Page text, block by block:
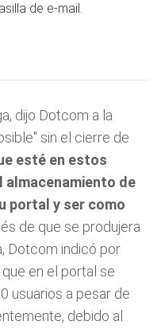
de e-mail.
dijo Dotcom a la
sin el cierre de
esté en estos
almacenamiento de
portal y ser como
de que se produjera
Dotcom indicó por
en el portal se
usuarios a pesar de
debido al